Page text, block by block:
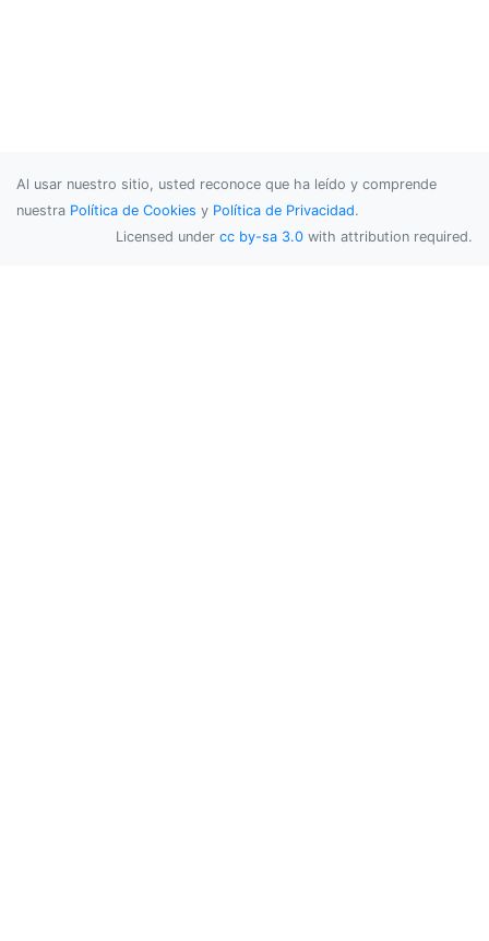
Al usar nuestro sitio, usted reconoce que ha leído y comprende
nuestra Política de Cookies y Política de Privacidad.
Licensed under cc by-sa 3.0 with attribution required.